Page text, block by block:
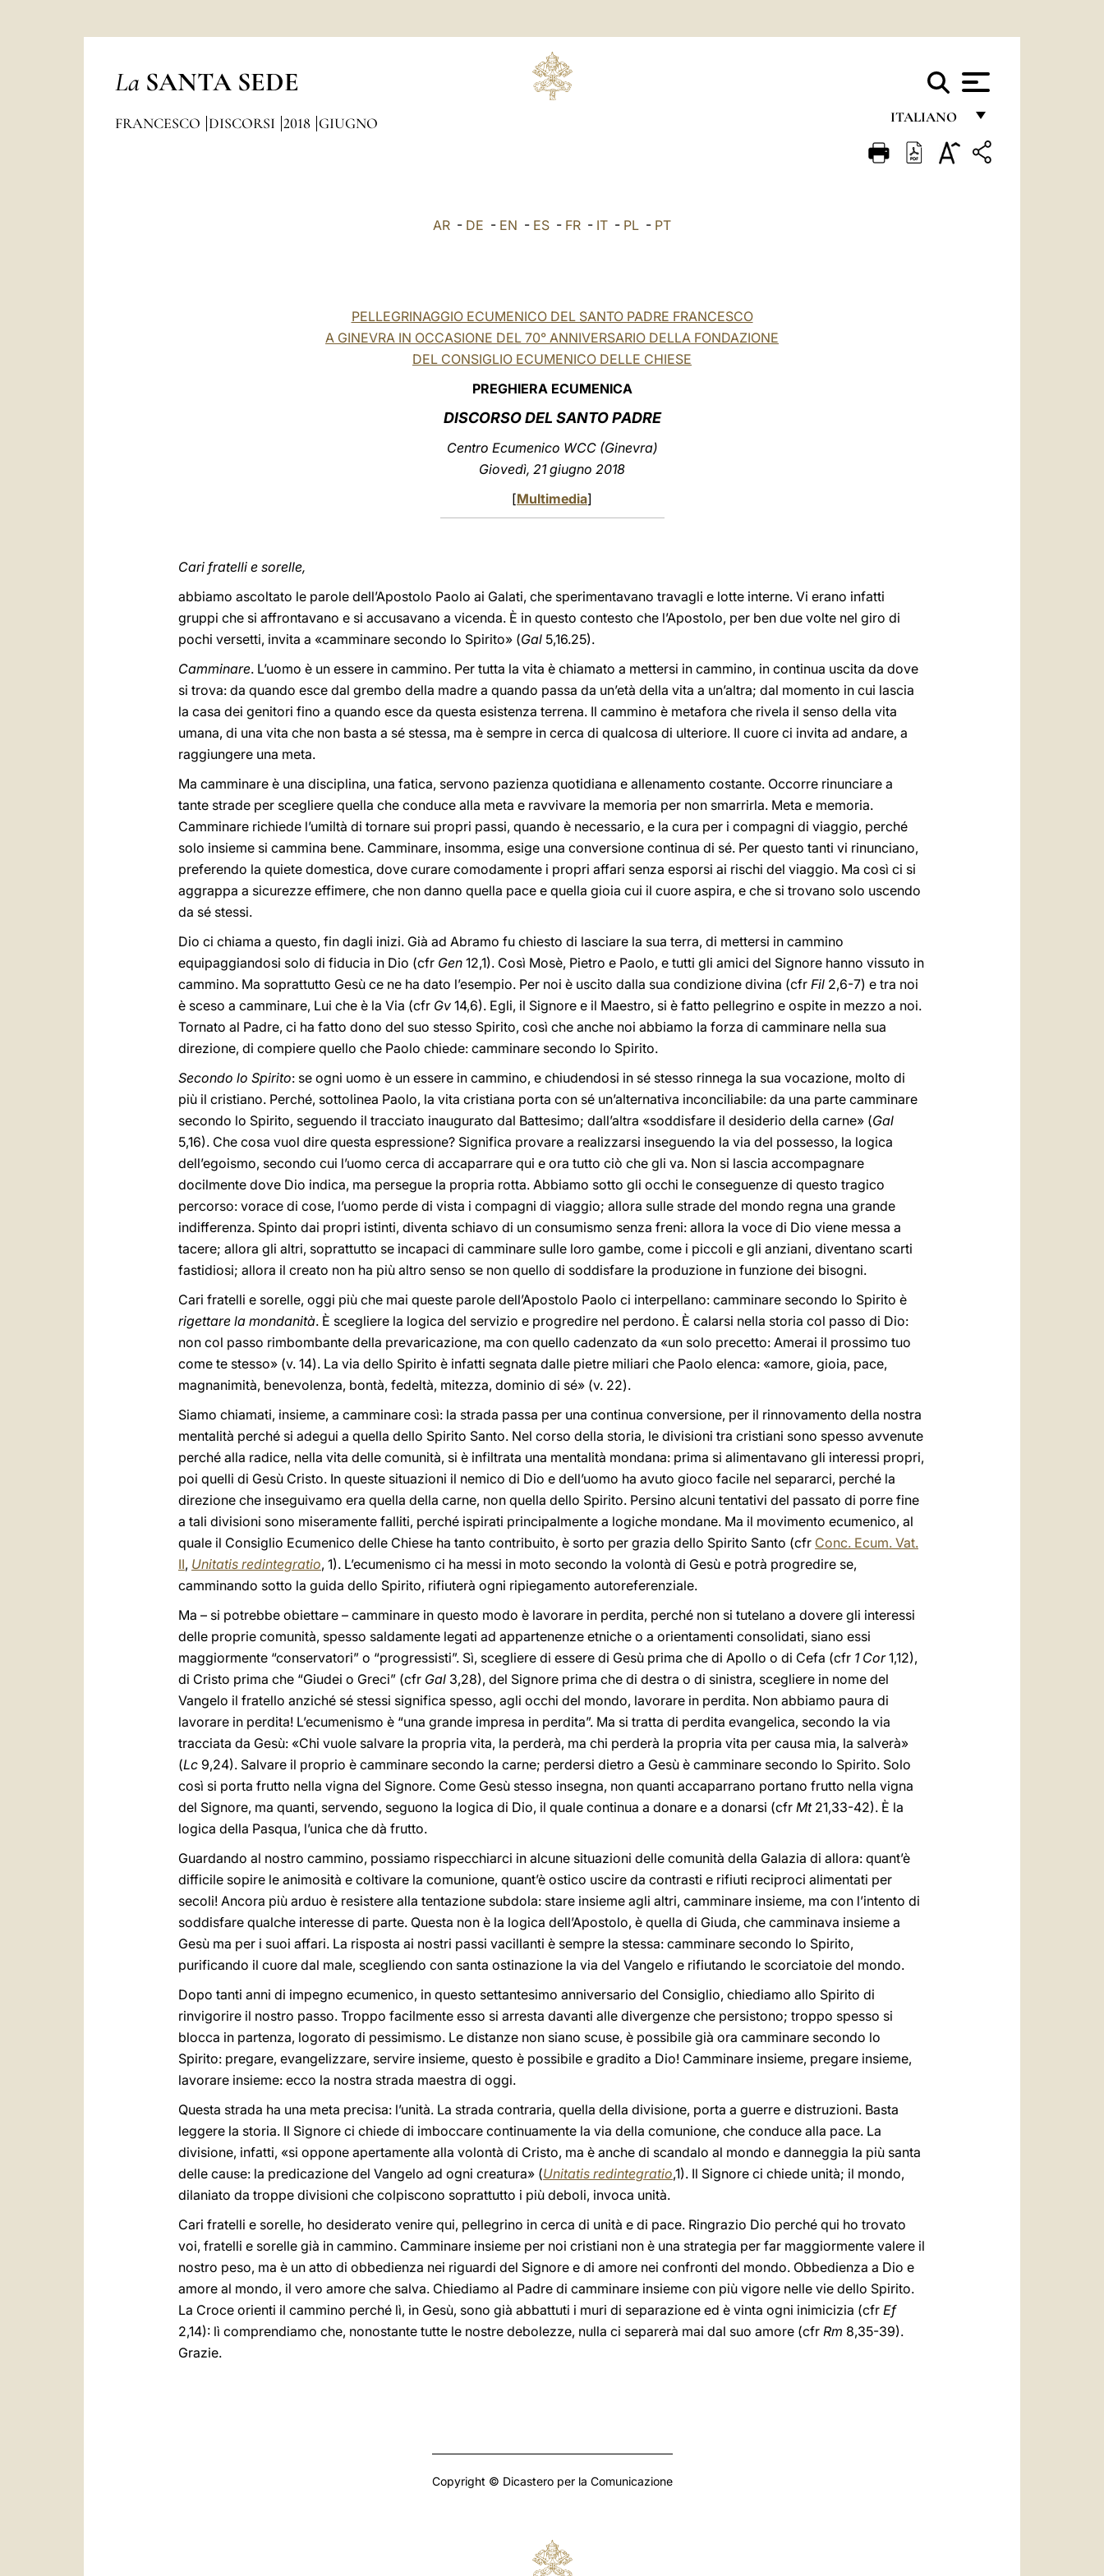
La SANTA SEDE
ITALIANO
FRANÇAIS
FRANCESCO DISCORSI 2018 GIUGNO
AR - DE - EN - ES - FR - IT - PL - PT
PELLEGRINAGGIO ECUMENICO DEL SANTO PADRE FRANCESCO
A GINEVRA IN OCCASIONE DEL 70° ANNIVERSARIO DELLA FONDAZIONE
DEL CONSIGLIO ECUMENICO DELLE CHIESE
PREGHIERA ECUMENICA
DISCORSO DEL SANTO PADRE
Centro Ecumenico WCC (Ginevra)
Giovedì, 21 giugno 2018
[Multimedia]
Cari fratelli e sorelle,
abbiamo ascoltato le parole dell’Apostolo Paolo ai Galati, che sperimentavano travagli e lotte interne. Vi erano infatti
gruppi che si affrontavano e si accusavano a vicenda. È in questo contesto che l’Apostolo, per ben due volte nel giro di
pochi versetti, invita a «camminare secondo lo Spirito» (Gal 5,16.25).
Camminare. L’uomo è un essere in cammino. Per tutta la vita è chiamato a mettersi in cammino, in continua uscita da dove
si trova: da quando esce dal grembo della madre a quando passa da un’età della vita a un’altra; dal momento in cui lascia
la casa dei genitori fino a quando esce da questa esistenza terrena. Il cammino è metafora che rivela il senso della vita
umana, di una vita che non basta a sé stessa, ma è sempre in cerca di qualcosa di ulteriore. Il cuore ci invita ad andare, a
raggiungere una meta.
Ma camminare è una disciplina, una fatica, servono pazienza quotidiana e allenamento costante. Occorre rinunciare a
tante strade per scegliere quella che conduce alla meta e ravvivare la memoria per non smarrirla. Meta e memoria.
Camminare richiede l’umiltà di tornare sui propri passi, quando è necessario, e la cura per i compagni di viaggio, perché
solo insieme si cammina bene. Camminare, insomma, esige una conversione continua di sé. Per questo tanti vi rinunciano,
preferendo la quiete domestica, dove curare comodamente i propri affari senza esporsi ai rischi del viaggio. Ma così ci si
aggrappa a sicurezze effimere, che non danno quella pace e quella gioia cui il cuore aspira, e che si trovano solo uscendo
da sé stessi.
Dio ci chiama a questo, fin dagli inizi. Già ad Abramo fu chiesto di lasciare la sua terra, di mettersi in cammino
equipaggiandosi solo di fiducia in Dio (cfr Gen 12,1). Così Mosè, Pietro e Paolo, e tutti gli amici del Signore hanno vissuto in
cammino. Ma soprattutto Gesù ce ne ha dato l’esempio. Per noi è uscito dalla sua condizione divina (cfr Fil 2,6-7) e tra noi
è sceso a camminare, Lui che è la Via (cfr Gv 14,6). Egli, il Signore e il Maestro, si è fatto pellegrino e ospite in mezzo a noi.
Tornato al Padre, ci ha fatto dono del suo stesso Spirito, così che anche noi abbiamo la forza di camminare nella sua
direzione, di compiere quello che Paolo chiede: camminare secondo lo Spirito.
Secondo lo Spirito: se ogni uomo è un essere in cammino, e chiudendosi in sé stesso rinnega la sua vocazione, molto di
più il cristiano. Perché, sottolinea Paolo, la vita cristiana porta con sé un’alternativa inconciliabile: da una parte camminare
secondo lo Spirito, seguendo il tracciato inaugurato dal Battesimo; dall’altra «soddisfare il desiderio della carne» (Gal
5,16). Che cosa vuol dire questa espressione? Significa provare a realizzarsi inseguendo la via del possesso, la logica
dell’egoismo, secondo cui l’uomo cerca di accaparrare qui e ora tutto ciò che gli va. Non si lascia accompagnare
docilmente dove Dio indica, ma persegue la propria rotta. Abbiamo sotto gli occhi le conseguenze di questo tragico
percorso: vorace di cose, l’uomo perde di vista i compagni di viaggio; allora sulle strade del mondo regna una grande
indifferenza. Spinto dai propri istinti, diventa schiavo di un consumismo senza freni: allora la voce di Dio viene messa a
tacere; allora gli altri, soprattutto se incapaci di camminare sulle loro gambe, come i piccoli e gli anziani, diventano scarti
fastidiosi; allora il creato non ha più altro senso se non quello di soddisfare la produzione in funzione dei bisogni.
Cari fratelli e sorelle, oggi più che mai queste parole dell’Apostolo Paolo ci interpellano: camminare secondo lo Spirito è
rigettare la mondanità. È scegliere la logica del servizio e progredire nel perdono. È calarsi nella storia col passo di Dio:
non col passo rimbombante della prevaricazione, ma con quello cadenzato da «un solo precetto: Amerai il prossimo tuo
come te stesso» (v. 14). La via dello Spirito è infatti segnata dalle pietre miliari che Paolo elenca: «amore, gioia, pace,
magnanimità, benevolenza, bontà, fedeltà, mitezza, dominio di sé» (v. 22).
Siamo chiamati, insieme, a camminare così: la strada passa per una continua conversione, per il rinnovamento della nostra
mentalità perché si adegui a quella dello Spirito Santo. Nel corso della storia, le divisioni tra cristiani sono spesso avvenute
perché alla radice, nella vita delle comunità, si è infiltrata una mentalità mondana: prima si alimentavano gli interessi propri,
poi quelli di Gesù Cristo. In queste situazioni il nemico di Dio e dell’uomo ha avuto gioco facile nel separarci, perché la
direzione che inseguivamo era quella della carne, non quella dello Spirito. Persino alcuni tentativi del passato di porre fine
a tali divisioni sono miseramente falliti, perché ispirati principalmente a logiche mondane. Ma il movimento ecumenico, al
quale il Consiglio Ecumenico delle Chiese ha tanto contribuito, è sorto per grazia dello Spirito Santo (cfr Conc. Ecum. Vat.
II, Unitatis redintegratio, 1). L’ecumenismo ci ha messi in moto secondo la volontà di Gesù e potrà progredire se,
camminando sotto la guida dello Spirito, rifiuterà ogni ripiegamento autoreferenziale.
Ma – si potrebbe obiettare – camminare in questo modo è lavorare in perdita, perché non si tutelano a dovere gli interessi
delle proprie comunità, spesso saldamente legati ad appartenenze etniche o a orientamenti consolidati, siano essi
maggiormente “conservatori” o “progressisti”. Sì, scegliere di essere di Gesù prima che di Apollo o di Cefa (cfr 1 Cor1,12),
di Cristo prima che “Giudei o Greci” (cfr Gal 3,28), del Signore prima che di destra o di sinistra, scegliere in nome del
Vangelo il fratello anziché sé stessi significa spesso, agli occhi del mondo, lavorare in perdita. Non abbiamo paura di
lavorare in perdita! L’ecumenismo è “una grande impresa in perdita”. Ma si tratta di perdita evangelica, secondo la via
tracciata da Gesù: «Chi vuole salvare la propria vita, la perderà, ma chi perderà la propria vita per causa mia, la salverà»
(Lc 9,24). Salvare il proprio è camminare secondo la carne; perdersi dietro a Gesù è camminare secondo lo Spirito. Solo
così si porta frutto nella vigna del Signore. Come Gesù stesso insegna, non quanti accaparrano portano frutto nella vigna
del Signore, ma quanti, servendo, seguono la logica di Dio, il quale continua a donare e a donarsi (cfr Mt21,33-42). È la
logica della Pasqua, l’unica che dà frutto.
Guardando al nostro cammino, possiamo rispecchiarci in alcune situazioni delle comunità della Galazia di allora: quant’è
difficile sopire le animosità e coltivare la comunione, quant’è ostico uscire da contrasti e rifiuti reciproci alimentati per
secoli! Ancora più arduo è resistere alla tentazione subdola: stare insieme agli altri, camminare insieme, ma con l’intento di
soddisfare qualche interesse di parte. Questa non è la logica dell’Apostolo, è quella di Giuda, che camminava insieme a
Gesù ma per i suoi affari. La risposta ai nostri passi vacillanti è sempre la stessa: camminare secondo lo Spirito,
purificando il cuore dal male, scegliendo con santa ostinazione la via del Vangelo e rifiutando le scorciatoie del mondo.
Dopo tanti anni di impegno ecumenico, in questo settantesimo anniversario del Consiglio, chiediamo allo Spirito di
rinvigorire il nostro passo. Troppo facilmente esso si arresta davanti alle divergenze che persistono; troppo spesso si
blocca in partenza, logorato di pessimismo. Le distanze non siano scuse, è possibile già ora camminare secondo lo
Spirito: pregare, evangelizzare, servire insieme, questo è possibile e gradito a Dio! Camminare insieme, pregare insieme,
lavorare insieme: ecco la nostra strada maestra di oggi.
Questa strada ha una meta precisa: l’unità. La strada contraria, quella della divisione, porta a guerre e distruzioni. Basta
leggere la storia. Il Signore ci chiede di imboccare continuamente la via della comunione, che conduce alla pace. La
divisione, infatti, «si oppone apertamente alla volontà di Cristo, ma è anche di scandalo al mondo e danneggia la più santa
delle cause: la predicazione del Vangelo ad ogni creatura» (Unitatis redintegratio,1). Il Signore ci chiede unità; il mondo,
dilaniato da troppe divisioni che colpiscono soprattutto i più deboli, invoca unità.
Cari fratelli e sorelle, ho desiderato venire qui, pellegrino in cerca di unità e di pace. Ringrazio Dio perché qui ho trovato
voi, fratelli e sorelle già in cammino. Camminare insieme per noi cristiani non è una strategia per far maggiormente valere il
nostro peso, ma è un atto di obbedienza nei riguardi del Signore e di amore nei confronti del mondo. Obbedienza a Dio e
amore al mondo, il vero amore che salva. Chiediamo al Padre di camminare insieme con più vigore nelle vie dello Spirito.
La Croce orienti il cammino perché lì, in Gesù, sono già abbattuti i muri di separazione ed è vinta ogni inimicizia (cfr Ef
2,14): lì comprendiamo che, nonostante tutte le nostre debolezze, nulla ci separerà mai dal suo amore (cfr Rm 8,35-39).
Grazie.
Copyright © Dicastero per la Comunicazione